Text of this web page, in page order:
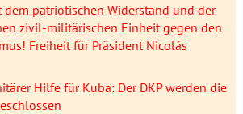
patriotischen Widerstand und der
zivil-militärischen Einheit gegen den
Freiheit für Präsident Nicolás
Hilfe für Kuba: Der DKP werden die